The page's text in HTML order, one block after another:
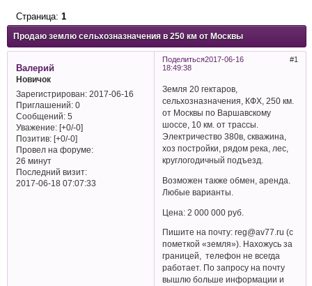
Продаю землю сельхозназначения в 250 км от Москвы
Страница: 1
Поделиться 1
2017-06-16
18:49:38
Валерий
Новичок
Зарегистрирован: 2017-06-16
Приглашений:0
Сообщений:5
Уважение: [+0/-0]
Позитив: [+0/-0]
Провел на форуме:
26 минут
Последний визит:
2017-06-18 07:07:33
Земля 20 гектаров,
сельхозназначения, КФХ, 250 км.
от Москвы по Варшавскому
шоссе, 10 км. от трассы.
Электричество 380в, скважина,
хоз постройки, рядом река, лес,
круглогодичный подъезд.
Возможен также обмен, аренда.
Любые варианты.
Цена: 2 000 000 руб.
Пишите на почту: reg@av77.ru (с
пометкой «земля»). Нахожусь за
границей, телефон не всегда
работает. По запросу на почту
вышлю больше информации и